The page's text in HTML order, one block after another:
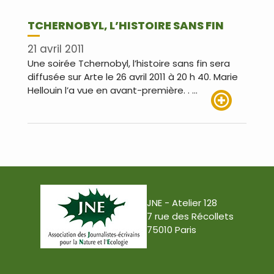
TCHERNOBYL, L’HISTOIRE SANS FIN
21 avril 2011
Une soirée Tchernobyl, l’histoire sans fin sera
diffusée sur Arte le 26 avril 2011 à 20 h 40. Marie
Hellouin l’a vue en avant-première. . …
JNE - Atelier 128
7 rue des Récollets
75010 Paris